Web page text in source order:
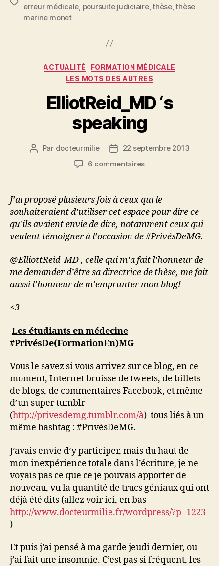
erreur médicale, poursuite judiciaire,thèse,thèse
marine monet
Catégories
ACTUALITÉ
FORMATION MÉDICALE
LES MOTS DES AUTRES
ElliotReid_MD ‘s
speaking
Auteur
Par docteurmilie
Date22 septembre 2013
6 commentairessur
speaking
J’ai proposé plusieurs fois à ceux qui le
souhaiteraient d’utiliser cet espace pour dire ce
qu’ils avaient envie de dire, notamment ceux qui
veulent témoigner à l’occasion de #PrivésDeMG.
@ElliottReid_MD , celle qui m’a fait l’honneur de
me demander d’être sa directrice de thèse, me fait
aussi l’honneur de m’emprunter mon blog!
<3
Les étudiants en médecine
#PrivésDe(FormationEn)MG
Vous le savez si vous arrivez sur ce blog, en ce
moment, Internet bruisse de tweets, de billets
de blogs, de commentaires Facebook, et même
d’un super tumblr
(http://privesdemg.tumblr.com/à) tous liés à un
même hashtag : #PrivésDeMG.
J’avais envie d’y participer, mais du haut de
mon inexpérience totale dans l’écriture, je ne
voyais pas ce que ce je pouvais apporter de
nouveau, vu la quantité de trucs géniaux qui ont
déjà été dits (allez voir ici, en bas
http://www.docteurmilie.fr/wordpress/?p=1223
)
Et puis j’ai pensé à ma garde jeudi dernier, ou
j’ai fait une insomnie. C’est pas si fréquent, les